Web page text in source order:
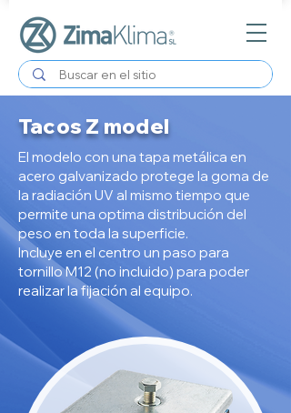
Tacos Z model
El modelo con una tapa metálica en
acero galvanizado protege la goma de
la radiación UV al mismo tiempo que
permite una optima distribución del
peso en toda la superficie.
Incluye en el centro un paso para
tornillo M12 (no incluido) para poder
realizar la fijación al equipo.